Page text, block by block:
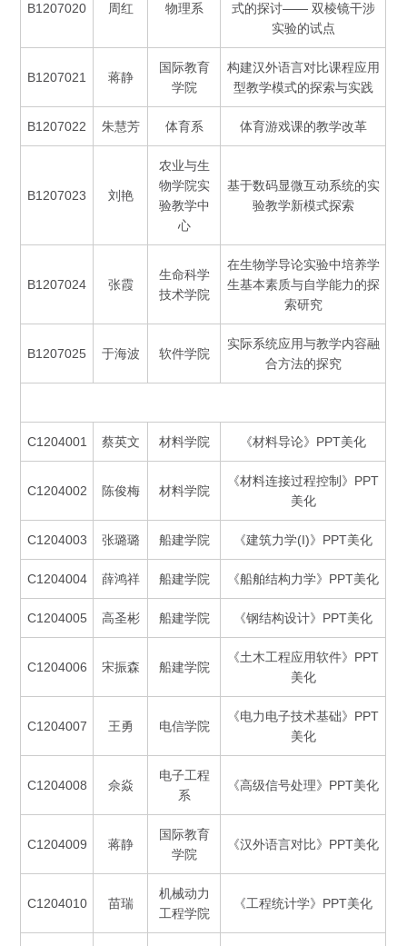
B1207020 周红 物理系
式的探讨—— 双棱镜干涉
实验的试点
B1207021 蒋静
国际教育
学院
构建汉外语言对比课程应用
型教学模式的探索与实践
B1207022 朱慧芳 体育系 体育游戏课的教学改革
B1207023 刘艳
农业与生
物学院实
验教学中
心
基于数码显微互动系统的实
验教学新模式探索
B1207024 张霞
生命科学
技术学院
在生物学导论实验中培养学
生基本素质与自学能力的探
索研究
B1207025 于海波 软件学院
实际系统应用与教学内容融
合方法的探究
C1204001 蔡英文 材料学院 《材料导论》PPT美化
C1204002 陈俊梅 材料学院
《材料连接过程控制》PPT
美化
C1204003 张璐璐 船建学院 《建筑力学(I)》PPT美化
C1204004 薛鸿祥 船建学院 《船舶结构力学》PPT美化
C1204005 高圣彬 船建学院 《钢结构设计》PPT美化
C1204006 宋振森 船建学院
《土木工程应用软件》PPT
美化
C1204007 王勇 电信学院
《电力电子技术基础》PPT
美化
C1204008 佘焱
电子工程
系
《高级信号处理》PPT美化
C1204009 蒋静
国际教育
学院
《汉外语言对比》PPT美化
C1204010 苗瑞
机械动力
工程学院
《工程统计学》PPT美化